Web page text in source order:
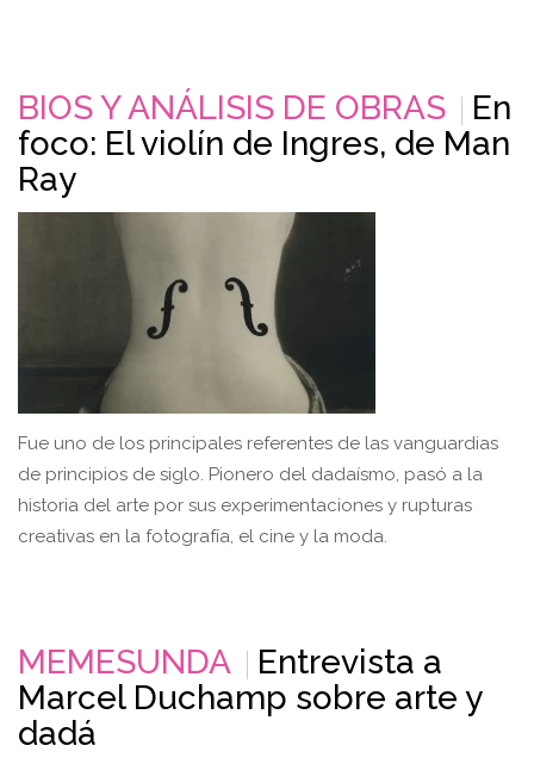
BIOS Y ANÁLISIS DE OBRAS
En
foco: El violín de Ingres, de Man
Ray
Fue uno de los principales referentes de las vanguardias
de principios de siglo. Pionero del dadaísmo, pasó a la
historia del arte por sus experimentaciones y rupturas
creativas en la fotografía, el cine y la moda.
MEMESUNDA
Entrevista a
Marcel Duchamp sobre arte y
dadá